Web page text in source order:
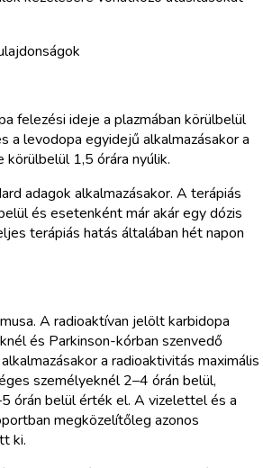
felezési ideje a plazmában körülbelül
a levodopa egyidejű alkalmazásakor a
1,5 órára nyúlik.
adagok alkalmazásakor. A terápiás
és esetenként már akár egy dózis
terápiás hatás általában hét napon
A radioaktívan jelölt karbidopa
és Parkinson-kórban szenvedő
a radioaktivitás maximális
személyeknél 2–4 órán belül,
órán belül érték el. A vizelettel és a
megközelítőleg azonos
ki.